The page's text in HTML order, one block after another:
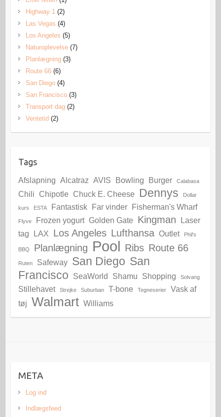
Highway 1(2)
Las Vegas (4)
Los Angeles (5)
Naturoplevelse(7)
Planlægning(3)
Route 66(6)
San Diego(4)
San Francisco(3)
Transport dag(2)
Ventetid (2)
Tags
Afslapning Alcatraz AVIS Bowling Burger Calabasa
Chili Chipotle Chuck E. Cheese Dennys Dollar
kurs ESTA Fantastisk Far vinder Fisherman's Wharf
Flyve Frozen yogurt Golden Gate Kingman
Laser
tag
LAX Los Angeles Lufthansa Outlet Phil's
BBQ Planlægning Pool Ribs Route 66
Ruten Safeway San Diego San
Francisco
SeaWorld Shamu Shopping Solvang
Stillehavet Strejke Suburban T-bone Tegneserier
Vask af
tøj Walmart Williams
META
Log ind
Indlægsfeed